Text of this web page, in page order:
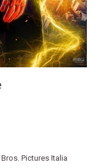
Pictures Italia